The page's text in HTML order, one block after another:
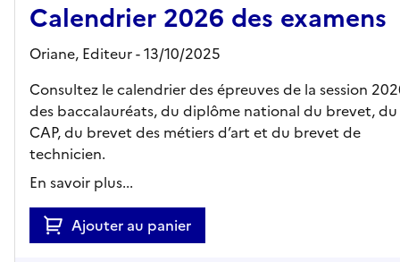
Calendrier 2026 des examens
Oriane, Editeur- 13/10/2025
Consultez le calendrier des épreuves de la session
des baccalauréats, du diplôme national du brevet, du
CAP, du brevet des métiers d’art et du brevet de
technicien.
En savoir plus...
Ajouter au panier